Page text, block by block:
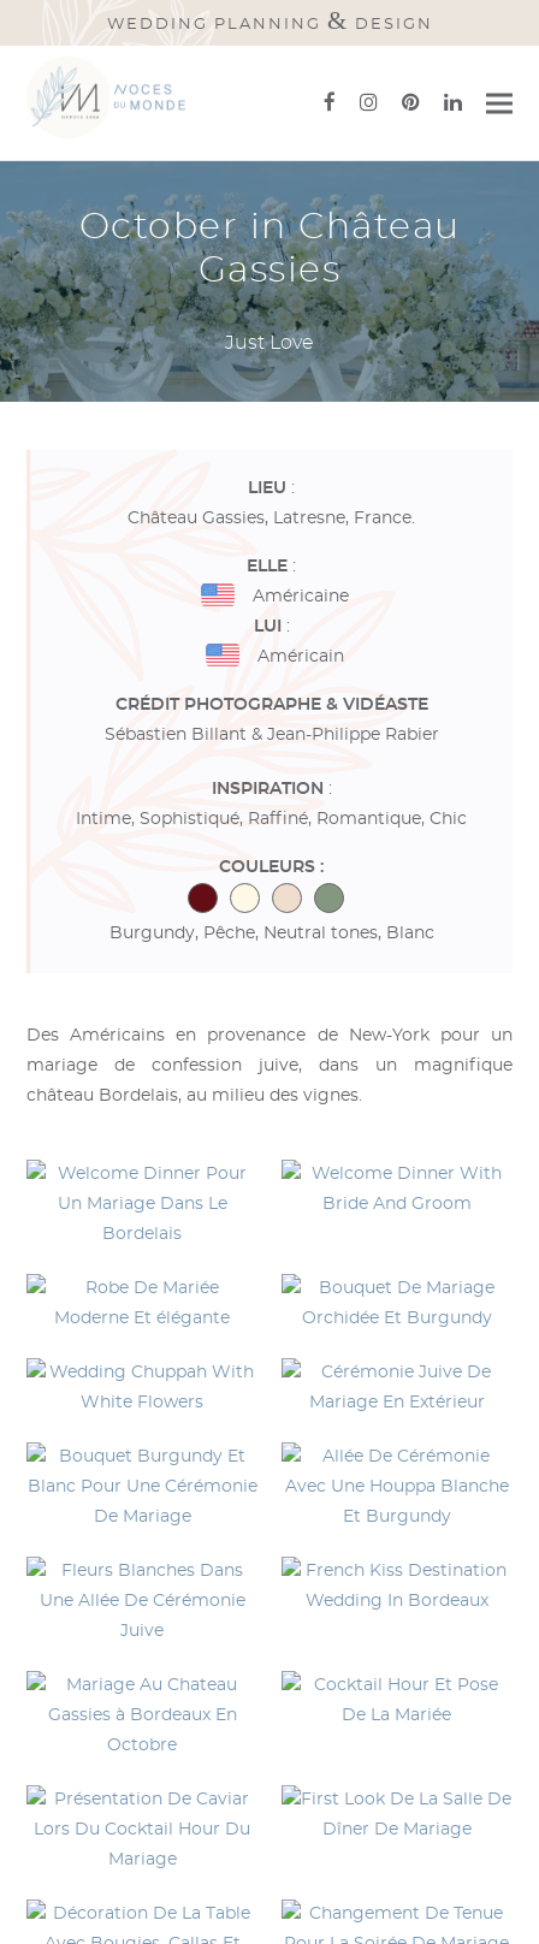
WEDDING PLANNING & DESIGN
facebook
instagram
pinterest
October in Château
Gassies
Just Love
LIEU :
Château Gassies, Latresne, France.
ELLE :
Américaine
LUI
:
Américain
CRÉDIT PHOTOGRAPHE & VIDÉASTE
Sébastien Billant & Jean-Philippe Rabier
INSPIRATION :
Intime, Sophistiqué, Raffiné, Romantique, Chic
COULEURS :
Burgundy, Pêche, Neutral tones, Blanc
Des Américains en provenance de New-York pour un
mariage de confession juive, dans un magnifique
château Bordelais, au milieu des vignes.